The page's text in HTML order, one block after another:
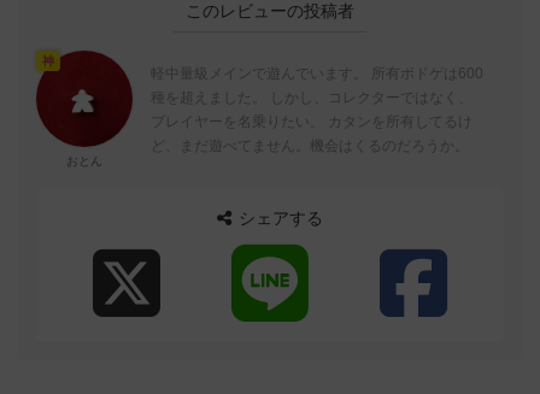
このレビューの投稿者
神
おとん
軽中量級メインで遊んでいます。 所有ボドゲは600
種を超えました。 しかし、コレクターではなく、
プレイヤーを名乗りたい。 カタンを所有してるけ
ど、まだ遊べてません。機会はくるのだろうか。
シェアする